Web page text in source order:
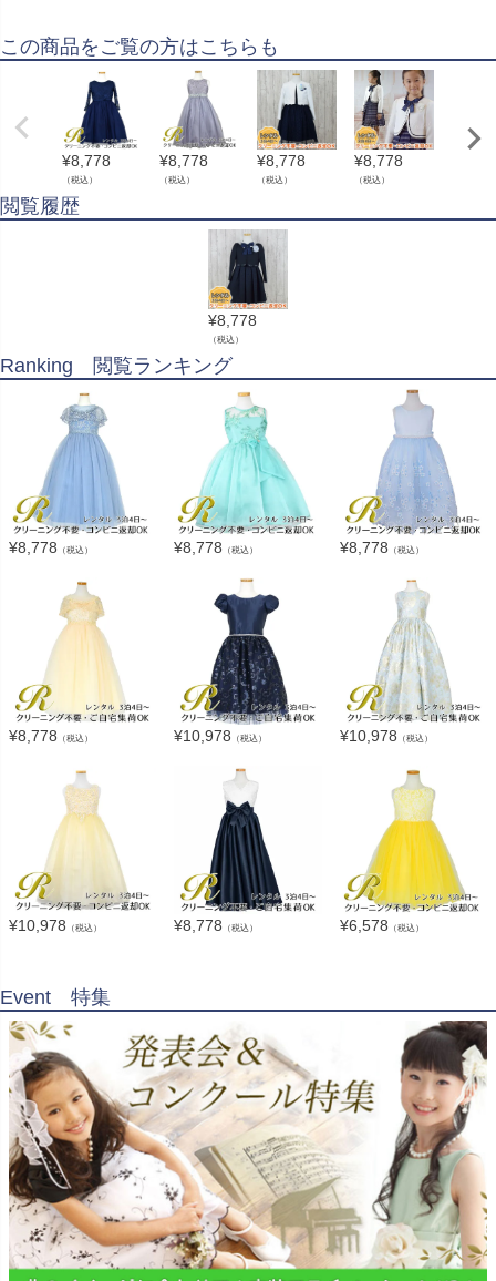
この商品をご覧の方はこちらも
¥8,778
（税込）
¥8,778
（税込）
¥8,778
（税込）
¥8,778
（税込）
閲覧履歴
¥8,778
（税込）
Ranking 閲覧ランキング
¥8,778 （税込） ¥8,778 （税込） ¥8,778 （税込）
¥8,778 （税込） ¥10,978 （税込） ¥10,978 （税込）
¥10,978 （税込） ¥8,778 （税込） ¥6,578 （税込）
Event 特集